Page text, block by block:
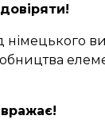
німецького
вражає!